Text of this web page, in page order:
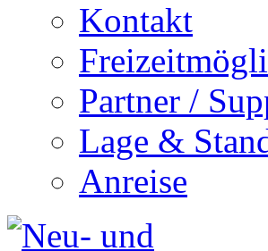
Kontakt
Partner /
Lage &
Anreise